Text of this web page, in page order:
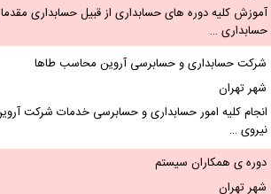
آموزش کلیه دوره های حسابداری از قبیل حسابداری
حسابداری …
شرکت حسابداری و حسابرسی آروین محاسب طاها
شهر تهران
انجام کلیه امور حسابداری و حسابرسی خدمات شرکت
نیروی …
دوره ی همکاران سیستم
شهر تهران